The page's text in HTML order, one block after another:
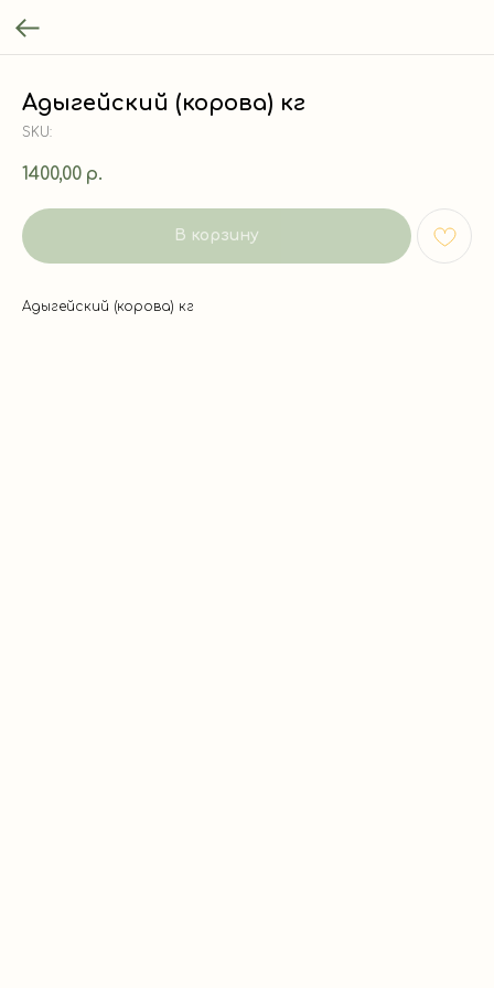
Адыгейский (корова) кг
SKU:
1400,00 р.
В корзину
Адыгейский (корова) кг